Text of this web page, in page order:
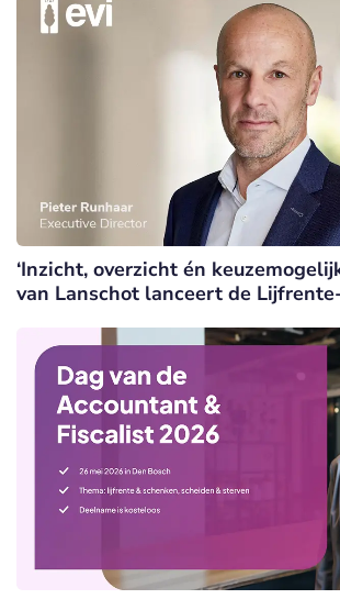
‘Inzicht, overzicht én
van Lanschot lanceert de